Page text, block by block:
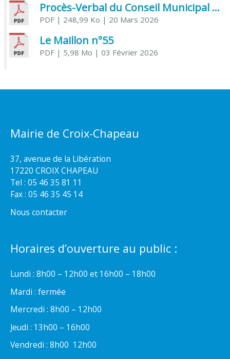
Procès-Verbal du Conseil Municipal du 20 mars 2026
PDF| 248,99 Ko | 20 Mars 2026
Le Maillon n°55
PDF| 5,98 Mo | 03 Février 2026
Mairie de Croix-Chapeau
37, avenue de la Libération
17220 CROIX CHAPEAU
Tel : 05 46 35 81 11
Fax : 05 46 35 45 14
Nous contacter
Horaires d’ouverture au public :
Lundi : 8h00 – 12h00 et 16h00 – 18h00
Mardi : fermée
Mercredi : 8h00 – 12h00
Jeudi : 13h00 – 16h00
Vendredi : 8h00  12h00